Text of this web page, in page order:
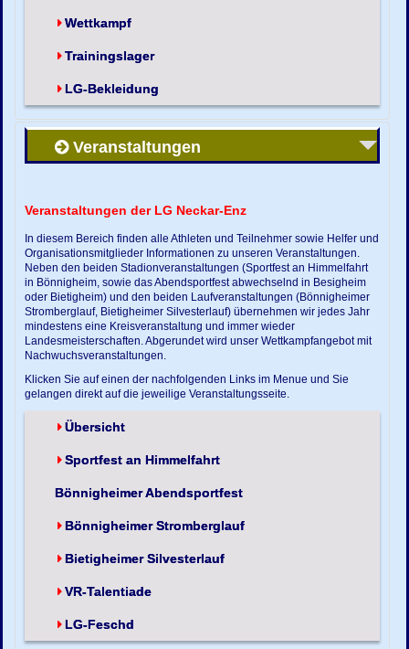
Wettkampf
Trainingslager
LG-Bekleidung
Veranstaltungen
Veranstaltungen der LG Neckar-Enz
In diesem Bereich finden alle Athleten und Teilnehmer sowie Helfer und
Organisationsmitglieder Informationen zu unseren Veranstaltungen.
Neben den beiden Stadionveranstaltungen (Sportfest an Himmelfahrt
in Bönnigheim, sowie das Abendsportfest abwechselnd in Besigheim
oder Bietigheim) und den beiden Laufveranstaltungen (Bönnigheimer
Stromberglauf, Bietigheimer Silvesterlauf) übernehmen wir jedes Jahr
mindestens eine Kreisveranstaltung und immer wieder
Landesmeisterschaften. Abgerundet wird unser Wettkampfangebot mit
Nachwuchsveranstaltungen.
Klicken Sie auf einen der nachfolgenden Links im Menue und Sie
gelangen direkt auf die jeweilige Veranstaltungsseite.
Übersicht
Sportfest an Himmelfahrt
Bönnigheimer Abendsportfest
Bönnigheimer Stromberglauf
Bietigheimer Silvesterlauf
VR-Talentiade
LG-Feschd